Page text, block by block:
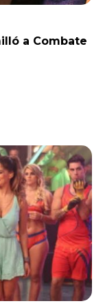
a Combate